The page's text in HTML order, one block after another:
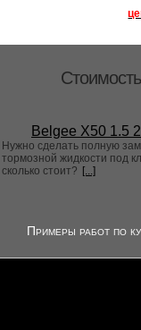
Belgee X50 1.5
Нужно сделать полную
тормозной жидкости под
сколько стоит? [...]
Примеры работ по